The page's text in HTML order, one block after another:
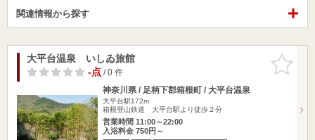
関連情報から探す
お気に入
りに追加
大平台温泉 いしゐ旅館
-点/ 0 件
神奈川県 / 足柄下郡箱根町 / 大平台温泉
大平台駅172m
箱根登山鉄道 大平台駅より徒歩２分
営業時間 11:00～22:00
入浴料金 750円～